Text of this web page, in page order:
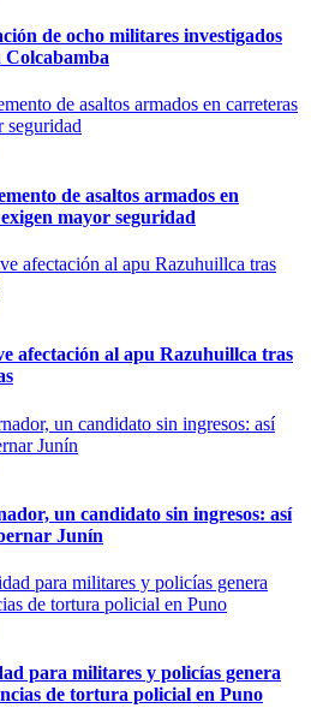
de ocho militares investigados
Colcabamba
de asaltos armados en
mayor seguridad
afectación al apu Razuhuillca tras
un candidato sin ingresos: así
Junín
para militares y policías genera
de tortura policial en Puno